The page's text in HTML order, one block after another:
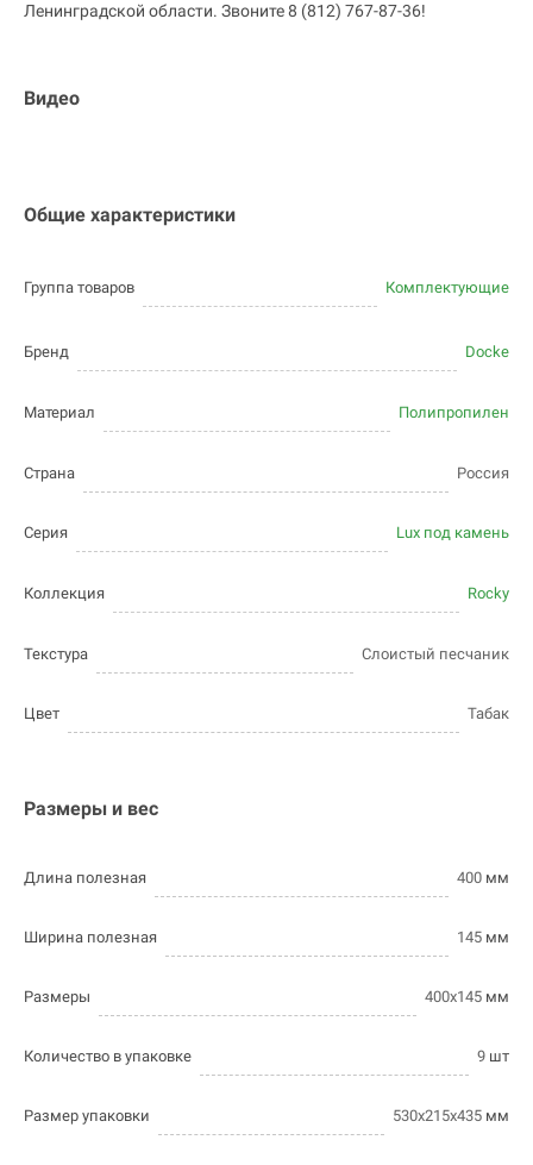
Ленинградской области. Звоните 8 (812) 767-87-36!
Видео
Общие характеристики
Группа товаров Комплектующие
Бренд Docke
Материал Полипропилен
Страна Россия
Серия Lux под камень
Коллекция Rocky
Текстура Слоистый песчаник
Цвет Табак
Размеры и вес
Длина полезная 400 мм
Ширина полезная 145 мм
Размеры 400х145 мм
Количество в упаковке 9 шт
Размер упаковки 530х215х435 мм